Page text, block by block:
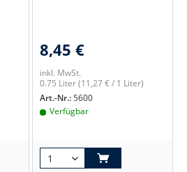
8,45 €
inkl. MwSt.
0.75 Liter(11,27 € / 1 Liter)
Art.-Nr.:5600
Verfügbar